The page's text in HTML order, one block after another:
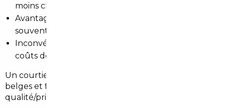
moins chers à l'import.
Avantages : large choix, historiques techniques
souvent détaillés, options supérieures.
Inconvénients à anticiper : conformité, TVA et
coûts de transport.
Un courtier local compare les marchés allemands,
belges et français pour trouver le meilleur rapport
qualité/prix.